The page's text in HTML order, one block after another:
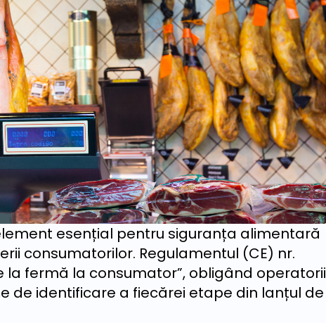
esențial pentru siguranța alimentară
consumatorilor. Regulamentul (CE) nr.
la fermă la consumator”, obligând operatorii
de identificare a fiecărei etape din lanțul de